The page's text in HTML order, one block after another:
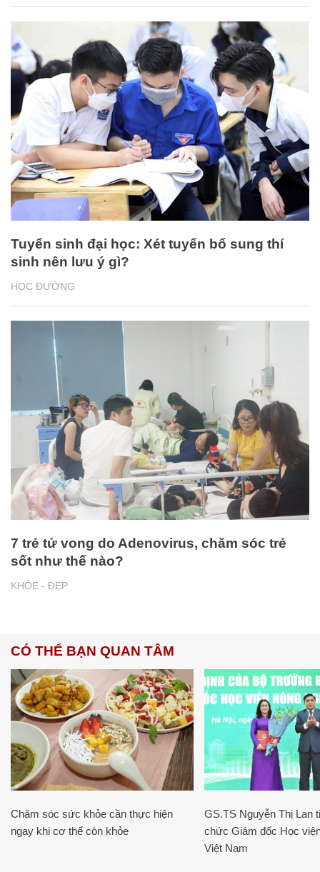
HỌC ĐƯỜNG
Tuyển sinh đại học: Xét tuyển bổ sung thí
sinh nên lưu ý gì?
KHỎE - ĐẸP
7 trẻ tử vong do Adenovirus, chăm sóc trẻ
sốt như thế nào?
CÓ THỂ BẠN QUAN TÂM
Chăm sóc sức khỏe cần thực hiện
ngay khi cơ thể còn khỏe
GS.TS Nguyễn Thị Lan
chức Giám đốc Học
Việt Nam